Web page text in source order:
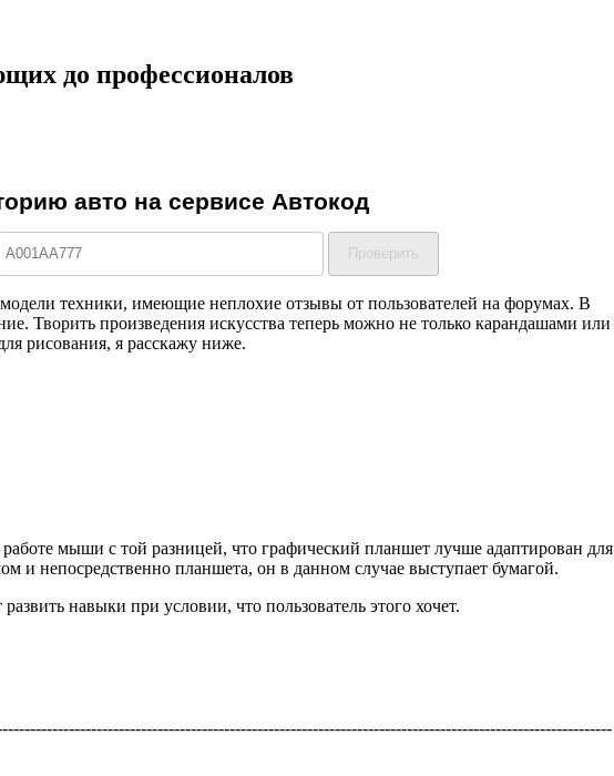
до профессионалов
техники, имеющие неплохие отзывы от пользователей на форумах. В
Творить произведения искусства теперь можно не только карандашами или
рисования, я расскажу ниже.
мыши с той разницей, что графический планшет лучше адаптирован для
и непосредственно планшета, он в данном случае выступает бумагой.
навыки при условии, что пользователь этого хочет.